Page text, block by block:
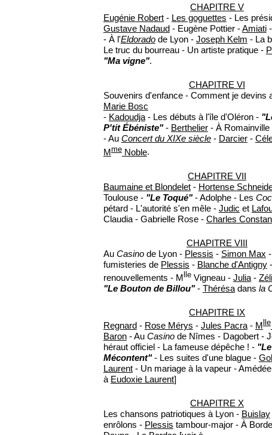
CHAPITRE V
Eugénie Robert- Les goguettes - Les
Gustave Nadaud- Eugène Pottier -Amiati-
- À l'Eldoradode Lyon - Joseph Kelm - La
Le truc du bourreau - Un artiste pratique -
"Ma vigne".
CHAPITRE VI
Souvenirs d'enfance - Comment je devins
Marie Bosc
- Kadoudja- Les débuts à l'île d'Oléron -
P'tit Ébéniste"- Berthelier- À Romainville
- Au Concert du XIXe siècle- Darcier-
MmeNoble.
CHAPITRE VII
Baumaine et Blondelet- Hortense
Toulouse - "Le Toqué"- Adolphe - Les
pétard - L'autorité s'en mêle - Judic et
Claudia - Gabrielle Rose - Charles
CHAPITRE VIII
Au Casinode Lyon - Plessis - Simon Max -
fumisteries de Plessis - Blanche d'Antigny-
renouvellements - MlleVigneau - Julia-
"Le Bouton de Billou"- Thérésadans la
CHAPITRE IX
Regnard- Rose Mérys - Jules Pacra- Mlle
Baron- Au Casinode Nîmes - Dagobert -
héraut officiel - La fameuse dépêche ! -
Mécontent"- Les suites d'une blague -
Laurent- Un mariage à la vapeur -
à Eudoxie Laurent]
CHAPITRE X
Les chansons patriotiques à Lyon - Buislay
enrôlons - Plessis tambour-major - À